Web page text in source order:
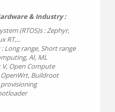
& Industry :
(RTOS)s : Zephyr,
RT,...
Long range, Short range
AI, ML
V, Open Compute
Buildroot